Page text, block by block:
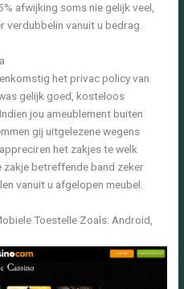
afwijking soms nie gelijk veel,
verdubbelin vanuit u bedrag.
het privac policy van
gelijk goed, kosteloos
jou ameublement buiten
gij uitgelezene wegens
het zakjes te welk
betreffende band zeker
vanuit u afgelopen meubel.
Toestelle Zoals: Android,